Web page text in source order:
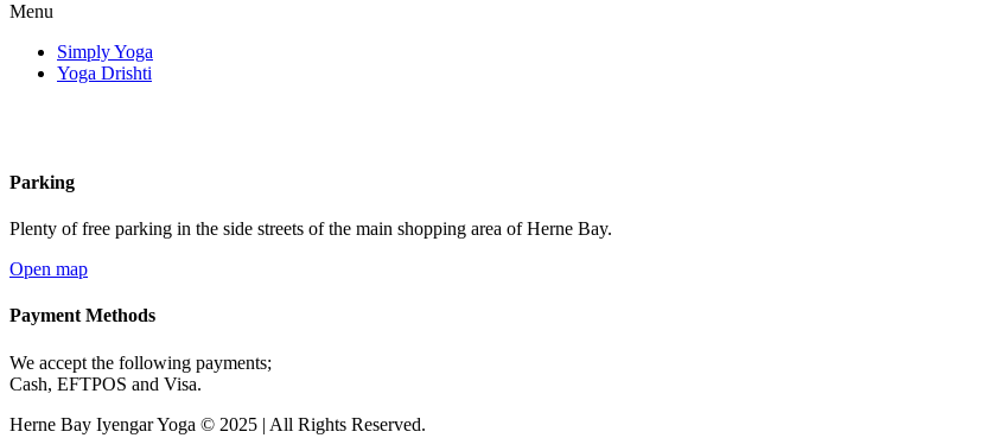
Menu
Simply Yoga
Yoga Drishti
Parking
Plenty of free parking in the side streets of the main shopping area of Herne Bay.
Open map
Payment Methods
We accept the following payments;
Cash, EFTPOS and Visa.
Herne Bay Iyengar Yoga © 2025 | All Rights Reserved.